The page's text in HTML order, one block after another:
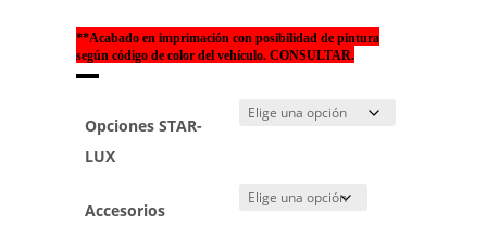
**Acabado en imprimación con posibilidad de pintura
según código de color del vehículo. CONSULTAR.
Opciones STAR-
LUX
Accesorios